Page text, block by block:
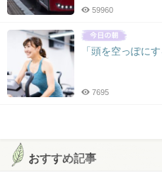
59960
「頭を空っぽに
7695
おすすめ記事